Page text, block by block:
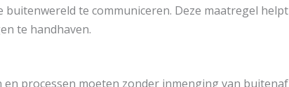
te communiceren. Deze maatregel helpt
te handhaven.
processen moeten zonder inmenging van buitenaf